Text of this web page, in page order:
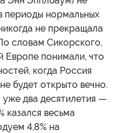
периоды нормальных
не прекращала
словам Сикорского,
Европе понимали, что
когда Россия
будет открыто вечно.
два десятилетия —
казался весьма
4,8% на